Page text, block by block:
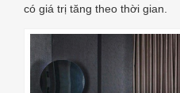
có giá trị tăng theo thời gian.